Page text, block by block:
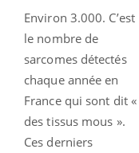
Environ 3.000. C’est
le nombre de
sarcomes détectés
chaque année en
France qui sont dit «
des tissus mous ».
Ces derniers